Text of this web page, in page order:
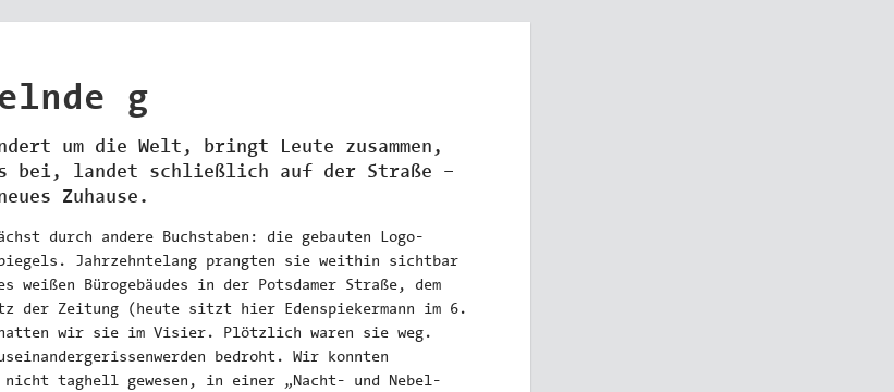
g
um die Welt, bringt Leute zusammen,
bei, landet schließlich auf der Straße –
Zuhause.
durch andere Buchstaben: die gebauten Logo-
Jahrzehntelang prangten sie weithin sichtbar
weißen Bürogebäudes in der Potsdamer Straße, dem
der Zeitung (heute sitzt hier Edenspiekermann im 6.
hatten wir sie im Visier. Plötzlich waren sie weg.
bedroht. Wir konnten
taghell gewesen, in einer „Nacht- und Nebel-